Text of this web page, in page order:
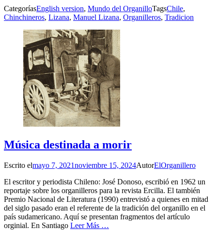
CategoríasEnglish version, Mundo del OrganilloTagsChile,
Chinchineros, Lizana, Manuel Lizana, Organilleros, Tradicion
Música destinada a morir
Escrito elmayo 7, 2021noviembre 15, 2024AutorElOrganillero
El escritor y periodista Chileno: José Donoso, escribió en 1962 un
reportaje sobre los organilleros para la revista Ercilla. El también
Premio Nacional de Literatura (1990) entrevistó a quienes en mitad
del siglo pasado eran el referente de la tradición del organillo en el
país sudamericano. Aquí se presentan fragmentos del artículo
orginial. En Santiago Leer Más …